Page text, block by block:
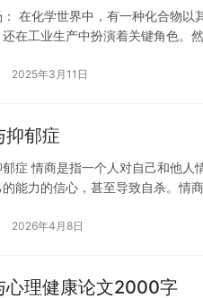
： 在化学世界中，有一种化合物
在工业生产中扮演着关键角色。
2025年3月11日
抑郁症
症 情商是指一个人对自己和他人
能力的信心，甚至导致自杀。情
2026年4月8日
心理健康论文2000字